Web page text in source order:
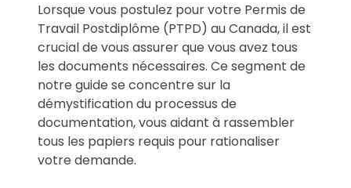
Lorsque vous postulez pour votre Permis de
Travail Postdiplôme (PTPD) au Canada, il est
crucial de vous assurer que vous avez tous
les documents nécessaires. Ce segment de
notre guide se concentre sur la
démystification du processus de
documentation, vous aidant à rassembler
tous les papiers requis pour rationaliser
votre demande.